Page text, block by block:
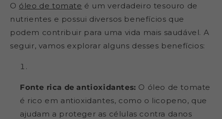
O óleo de tomate é um verdadeiro tesouro de
nutrientes e possui diversos benefícios que
podem contribuir para uma vida mais saudável. A
seguir, vamos explorar alguns desses benefícios:
Fonte rica de antioxidantes: O óleo de tomate
é rico em antioxidantes, como o licopeno, que
ajudam a proteger as células contra danos